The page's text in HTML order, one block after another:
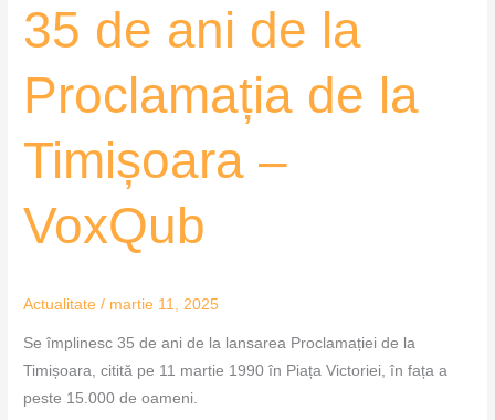
35 de ani de la
Proclamația de la
Timișoara –
VoxQub
Actualitate / martie 11, 2025
Se împlinesc 35 de ani de la lansarea Proclamației de la
Timișoara, citită pe 11 martie 1990 în Piața Victoriei, în fața a
peste 15.000 de oameni.
VoxQub